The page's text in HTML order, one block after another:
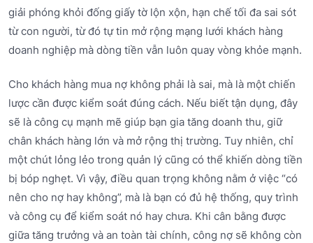
giải phóng khỏi đống giấy tờ lộn xộn, hạn chế tối đa sai sót
từ con người, từ đó tự tin mở rộng mạng lưới khách hàng
doanh nghiệp mà dòng tiền vẫn luôn quay vòng khỏe mạnh.
Cho khách hàng mua nợ không phải là sai, mà là một chiến
lược cần được kiểm soát đúng cách. Nếu biết tận dụng, đây
sẽ là công cụ mạnh mẽ giúp bạn gia tăng doanh thu, giữ
chân khách hàng lớn và mở rộng thị trường. Tuy nhiên, chỉ
một chút lỏng lẻo trong quản lý cũng có thể khiến dòng tiền
bị bóp nghẹt. Vì vậy, điều quan trọng không nằm ở việc “có
nên cho nợ hay không”, mà là bạn có đủ hệ thống, quy trình
và công cụ để kiểm soát nó hay chưa. Khi cân bằng được
giữa tăng trưởng và an toàn tài chính, công nợ sẽ không còn